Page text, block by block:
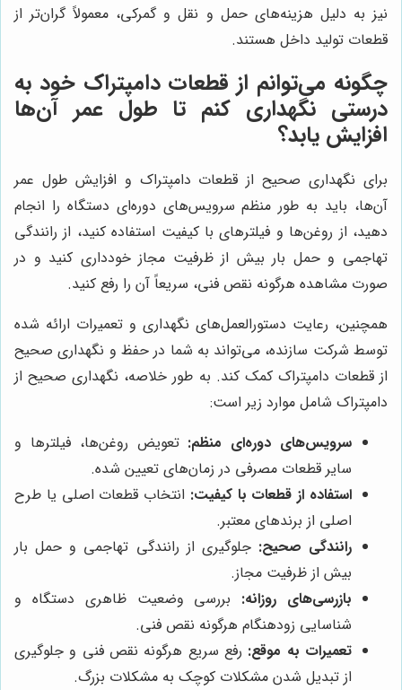
نیز به دلیل هزینه‌های حمل و نقل و گمرکی، معمولاً گران‌تر از
قطعات تولید داخل هستند.
چگونه می‌توانم از قطعات دامپتراک خود به
درستی نگهداری کنم تا طول عمر آن‌ها
افزایش یابد؟
برای نگهداری صحیح از قطعات دامپتراک و افزایش طول عمر
آن‌ها، باید به طور منظم سرویس‌های دوره‌ای دستگاه را انجام
دهید، از روغن‌ها و فیلترهای با کیفیت استفاده کنید، از رانندگی
تهاجمی و حمل بار بیش از ظرفیت مجاز خودداری کنید و در
صورت مشاهده هرگونه نقص فنی، سریعاً آن را رفع کنید.
همچنین، رعایت دستورالعمل‌های نگهداری و تعمیرات ارائه شده
توسط شرکت سازنده، می‌تواند به شما در حفظ و نگهداری صحیح
از قطعات دامپتراک کمک کند. به طور خلاصه، نگهداری صحیح از
دامپتراک شامل موارد زیر است:
سرویس‌های دوره‌ای منظم: تعویض روغن‌ها، فیلترها و
سایر قطعات مصرفی در زمان‌های تعیین شده.
استفاده از قطعات با کیفیت: انتخاب قطعات اصلی یا طرح
اصلی از برندهای معتبر.
رانندگی صحیح: جلوگیری از رانندگی تهاجمی و حمل بار
بیش از ظرفیت مجاز.
بازرسی‌های روزانه: بررسی وضعیت ظاهری دستگاه و
شناسایی زودهنگام هرگونه نقص فنی.
تعمیرات به موقع: رفع سریع هرگونه نقص فنی و جلوگیری
از تبدیل شدن مشکلات کوچک به مشکلات بزرگ.